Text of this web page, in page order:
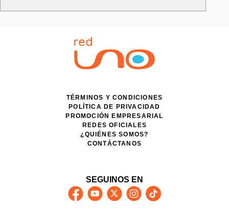
TÉRMINOS Y CONDICIONES
POLÍTICA DE PRIVACIDAD
PROMOCIÓN EMPRESARIAL
REDES OFICIALES
¿QUIÉNES SOMOS?
CONTÁCTANOS
SEGUINOS EN